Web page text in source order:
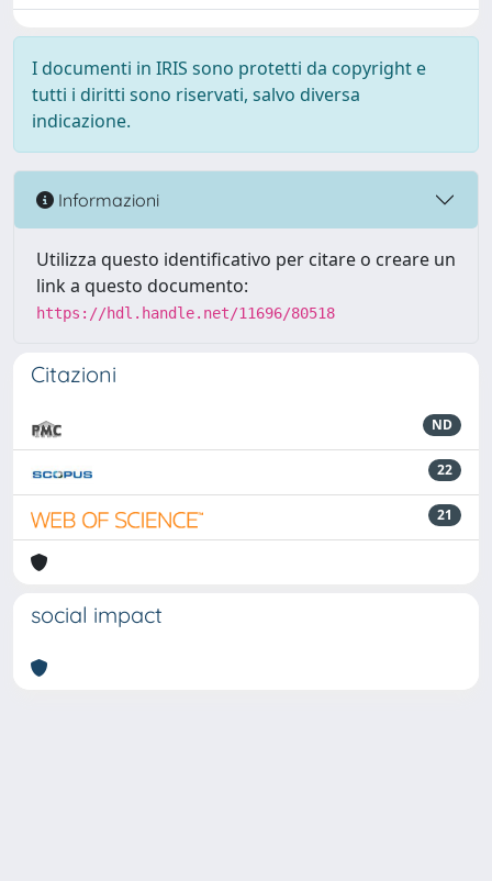
I documenti in IRIS sono protetti da copyright e
tutti i diritti sono riservati, salvo diversa
indicazione.
Informazioni
Utilizza questo identificativo per citare o creare un
link a questo documento:
https://hdl.handle.net/11696/80518
Citazioni
ND
22
21
social impact